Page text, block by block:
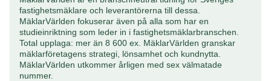
fastighetsmäklare och leverantörerna till dessa.
MäklarVärlden fokuserar även på alla som har en
studieinriktning som leder in i fastighetsmäklarbranschen.
Total upplaga: mer än 8 600 ex. MäklarVärlden granskar
mäklarföretagens strategi, lönsamhet och kundnytta.
MäklarVärlden utkommer årligen med sex välmatade
nummer.